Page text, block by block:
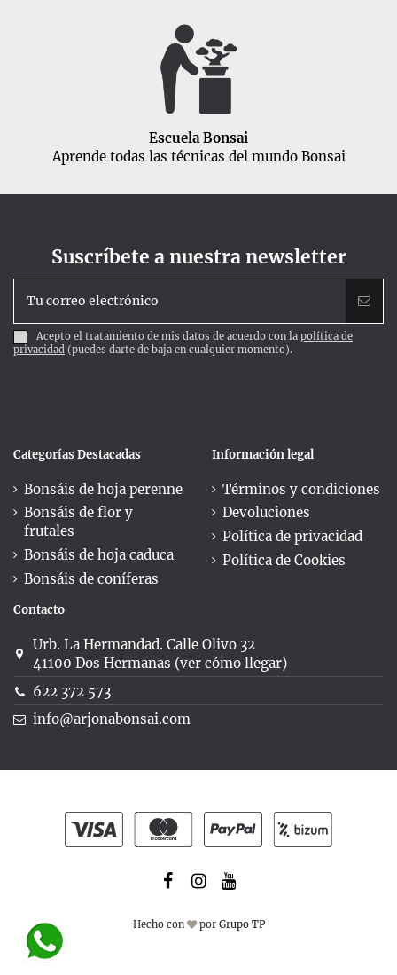
Escuela Bonsai
Aprende todas las técnicas del mundo Bonsai
Suscríbete a nuestra newsletter
Acepto el tratamiento de mis datos de acuerdo con la política de
privacidad (puedes darte de baja en cualquier momento).
Categorías Destacadas
Bonsáis de hoja perenne
Bonsáis de flor y
frutales
Bonsáis de hoja caduca
Bonsáis de coníferas
Información legal
Términos y condiciones
Devoluciones
Política de privacidad
Política de Cookies
Contacto
Urb. La Hermandad. Calle Olivo 32
41100 Dos Hermanas (ver cómo llegar)
622 372 573
info@arjonabonsai.com
Hecho con por Grupo TP